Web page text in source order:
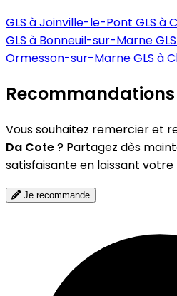
GLS à Joinville-le-Pont GLS à
GLS à Bonneuil-sur-Marne
Ormesson-sur-MarneGLS à
Recommandations
Vous souhaitez remercier et
Da Cote? Partagez dès
satisfaisante en laissant
Je recommande